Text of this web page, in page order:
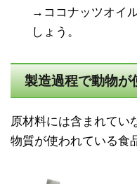
→ココナッツオイ
しょう。
製造過程で動物が
原材料には含まれてい
物質が使われている食